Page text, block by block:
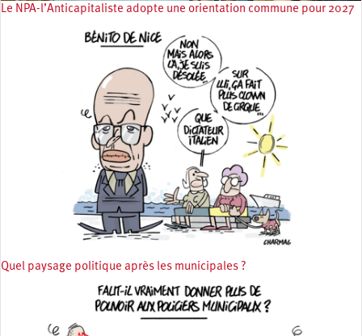
Le NPA-l’Anticapitaliste adopte une orientation commune pour 2027
Quel paysage politique après les municipales ?